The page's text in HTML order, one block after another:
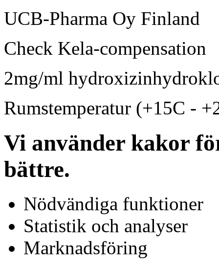
UCB-Pharma Oy Finland
Check Kela-compensation
2mg/ml
Rumstemperatur (+15C -
Vi använder kakor
bättre.
Nödvändiga funktioner
Statistik och analyser
Marknadsföring